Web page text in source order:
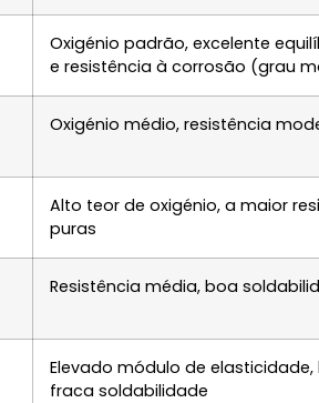
Oxigénio padrão, excelente
e resistência à corrosão (grau
Oxigénio médio, resistência
Alto teor de oxigénio, a maior
puras
Resistência média, boa
Elevado módulo de
fraca soldabilidade